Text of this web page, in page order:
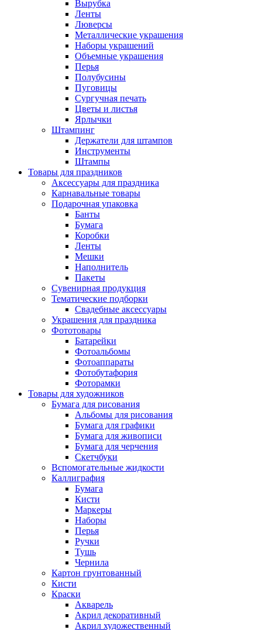
Вырубка
Ленты
Люверсы
Металлические украшения
Наборы украшений
Объемные украшения
Перья
Полубусины
Пуговицы
Сургучная печать
Цветы и листья
Ярлычки
Штампинг
Держатели для штампов
Инструменты
Штампы
Товары для праздников
Аксессуары для праздника
Карнавальные товары
Подарочная упаковка
Банты
Бумага
Коробки
Ленты
Мешки
Наполнитель
Пакеты
Сувенирная продукция
Тематические подборки
Свадебные аксессуары
Украшения для праздника
Фототовары
Батарейки
Фотоальбомы
Фотоаппараты
Фотобутафория
Фоторамки
Товары для художников
Бумага для рисования
Альбомы для рисования
Бумага для графики
Бумага для живописи
Бумага для черчения
Скетчбуки
Вспомогательные жидкости
Каллиграфия
Бумага
Кисти
Маркеры
Наборы
Перья
Ручки
Тушь
Чернила
Картон грунтованный
Кисти
Краски
Акварель
Акрил декоративный
Акрил художественный